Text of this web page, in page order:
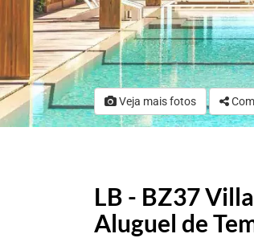
Veja mais fotos
LB - BZ37
Aluguel de